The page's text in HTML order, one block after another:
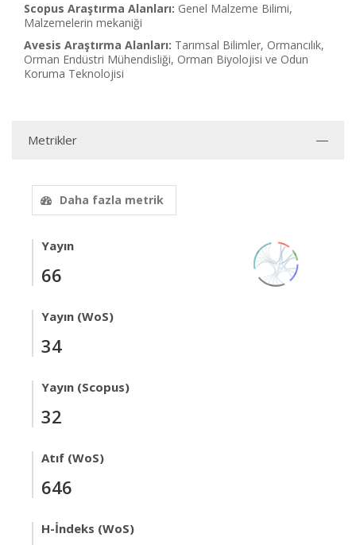
Scopus Araştırma Alanları: Genel Malzeme Bilimi,
Malzemelerin mekaniği
Avesis Araştırma Alanları: Tarımsal Bilimler, Ormancılık,
Orman Endüstri Mühendisliği, Orman Biyolojisi ve Odun
Koruma Teknolojisi
Metrikler
Daha fazla metrik
Yayın
66
Yayın (WoS)
34
Yayın (Scopus)
32
Atıf (WoS)
646
H-İndeks (WoS)